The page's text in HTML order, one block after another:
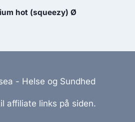
hot (squeezy) Ø
- Helse og Sundhed
affiliate links på siden.